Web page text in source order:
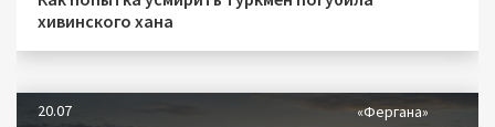
хивинского хана
20.07 «Фергана»